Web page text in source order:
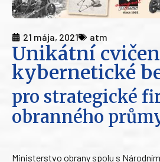
21 mája, 2021 atm
Unikátní
kybernetické
pro strategické
obranného
Ministerstvo obrany spolu s